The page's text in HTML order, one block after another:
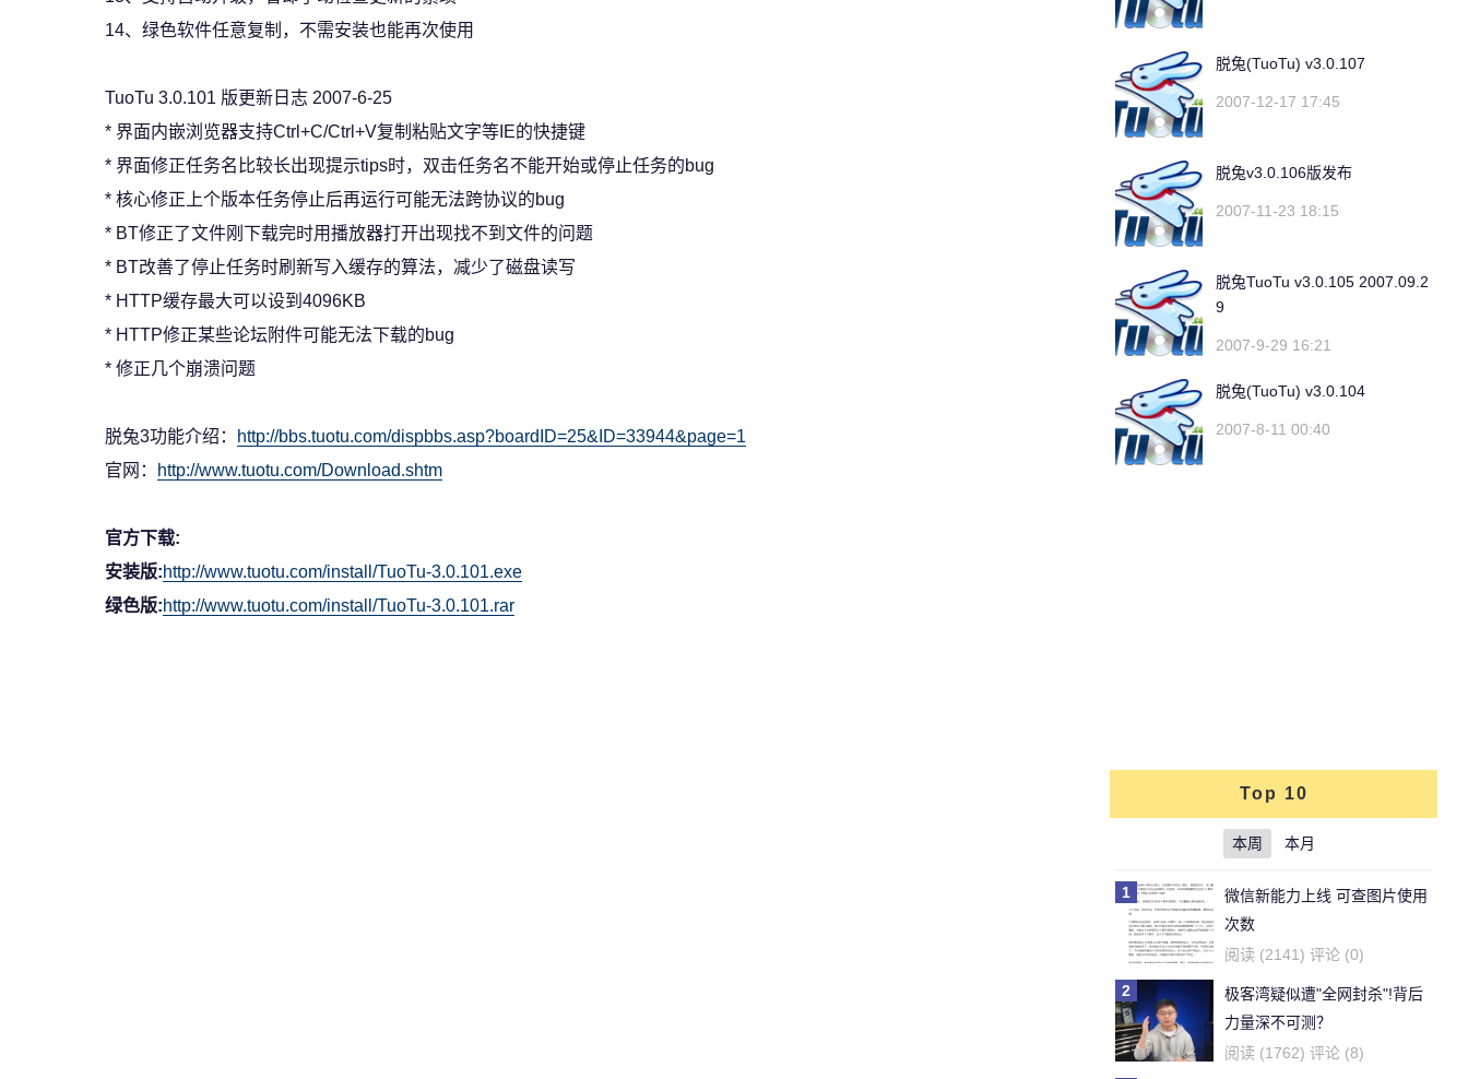
14、绿色软件任意复制，不需安装也能再次使用
TuoTu 3.0.101 版更新日志 2007-6-25
* 界面内嵌浏览器支持Ctrl+C/Ctrl+V复制粘贴文字等IE的快捷键
* 界面修正任务名比较长出现提示tips时，双击任务名不能开始或停止任务的bug
* 核心修正上个版本任务停止后再运行可能无法跨协议的bug
* BT修正了文件刚下载完时用播放器打开出现找不到文件的问题
* BT改善了停止任务时刷新写入缓存的算法，减少了磁盘读写
* HTTP缓存最大可以设到4096KB
* HTTP修正某些论坛附件可能无法下载的bug
* 修正几个崩溃问题
脱兔3功能介绍：
http://bbs.tuotu.com/dispbbs.asp?boardID=25&ID=33944&page=1
官网：
http://www.tuotu.com/Download.shtm
官方下载:
安装版:http://www.tuotu.com/install/TuoTu-3.0.101.exe
绿色版:http://www.tuotu.com/install/TuoTu-3.0.101.rar
脱兔(TuoTu) v3.0.107
2007-12-17 17:45
脱兔v3.0.106版发布
2007-11-23 18:15
脱兔TuoTu v3.0.105 2007.09.2
9
2007-9-29 16:21
脱兔(TuoTu) v3.0.104
2007-8-11 00:40
Top 10
本周 本月
1
微信新能力上线 可查图片使用
次数
阅读 (2141) 评论 (0)
2
极客湾疑似遭"全网封杀"!背后
力量深不可测？
阅读 (1762) 评论 (8)